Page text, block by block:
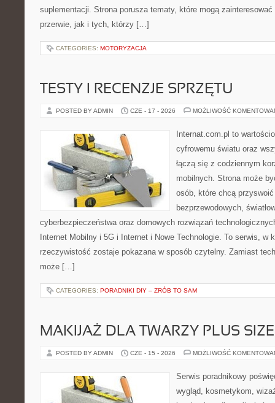
suplementacji. Strona porusza tematy, które mogą
przerwie, jak i tych, którzy […]
CATEGORIES: MOTORYZACJA
TESTY I RECENZJE SPRZĘTU
POSTED BY ADMIN CZE - 17 - 2026 MOŻLIWOŚĆ
Internat.com.pl to
cyfrowemu światu oraz
łączą się z codziennym
mobilnych. Strona może
osób, które chcą
bezprzewodowych,
cyberbezpieczeństwa oraz domowych rozwiązań
Internet Mobilny i 5G i Internet i Nowe Technologie. To serwis, w
rzeczywistość zostaje pokazana w sposób czytelny. Zamiast
może […]
CATEGORIES: PORADNIKI DIY – ZRÓB TO SAM
MAKIJAŻ DLA TWARZY PLUS SIZE
POSTED BY ADMIN CZE - 15 - 2026 MOŻLIWOŚĆ
Serwis poradnikowy
wygląd, kosmetykom,